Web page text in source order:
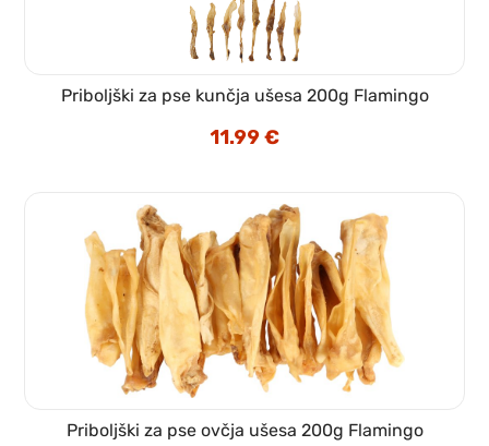
Priboljški za pse kunčja ušesa 200g Flamingo
11.99€
Priboljški za pse ovčja ušesa 200g Flamingo